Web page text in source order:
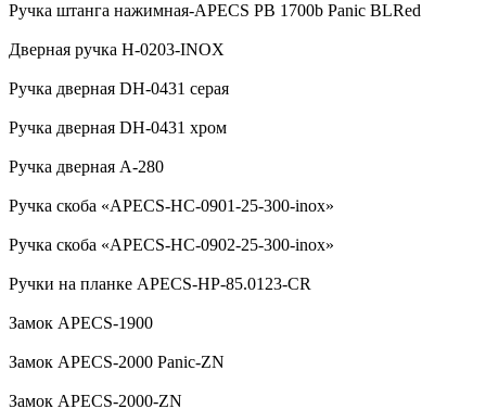
Ручка штанга нажимная-APECS PB 1700b Panic BLRed
Дверная ручка H-0203-INOX
Ручка дверная DH-0431 серая
Ручка дверная DH-0431 хром
Ручка дверная А-280
Ручка скоба «APECS-HC-0901-25-300-inox»
Ручка скоба «APECS-HC-0902-25-300-inox»
Ручки на планке APECS-HP-85.0123-CR
Замок APECS-1900
Замок APECS-2000 Panic-ZN
Замок APECS-2000-ZN